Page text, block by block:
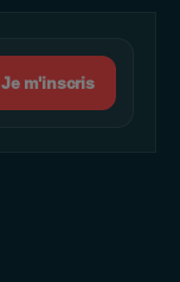
Je m'inscris